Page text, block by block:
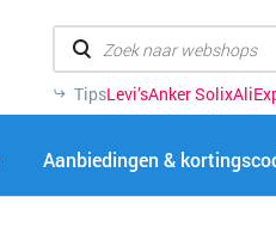
TipsLevi’sAnker Solix
Aanbiedingen &